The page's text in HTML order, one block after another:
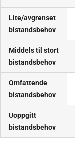
Lite/avgrenset
bistandsbehov
Middels til stort
bistandsbehov
Omfattende
bistandsbehov
Uoppgitt
bistandsbehov